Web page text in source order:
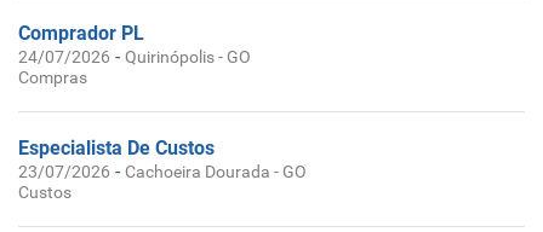
Comprador PL
24/07/2026 -Quirinópolis - GO
Compras
Especialista De Custos
23/07/2026 - Cachoeira Dourada - GO
Custos